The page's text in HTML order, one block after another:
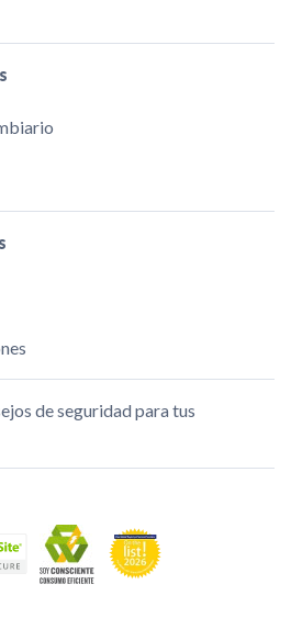
de seguridad para tus